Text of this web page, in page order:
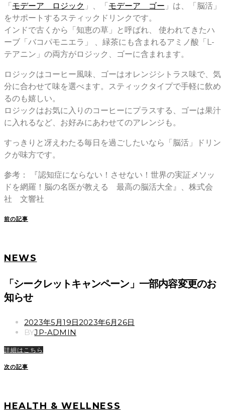
「モデーア ロジック 」、「モデーア ゴー 」は、「脳活」
をサポートするスティックドリンクです。
インドで古くから「知恵の草」と呼ばれ、 使われてきたハ
ーブ「バコパモニエラ」 、緑茶にも含まれるアミノ酸「L-
テアニン」の両方がロジック、ゴーに含まれます。
ロジックはコーヒー風味、ゴーはオレンジシトラス味で、気
分に合わせて味を選べます。スティックタイプで手軽に飲め
るのも嬉しい。
ロジックはお気に入りのコーヒーにプラスする、ゴーは果汁
に入れるなど、お好みにあわせてのアレンジも。
すっきりと冴えわたる毎日を過ごしたいなら「脳活」ドリン
クが味方です。
参考： 『認知症にならない！させない！世界の実証メソッ
ドを網羅！脳の名医が教える 最高の脳活大全』、株式会
社 文響社
前の記事
NEWS
「シークレットキャンペーン」一部内容変更のお
知らせ
POSTED
ON
2023年5月19日2023年6月26日
BYJP-ADMIN
詳細はこちら
次の記事
HEALTH & WELLNESS